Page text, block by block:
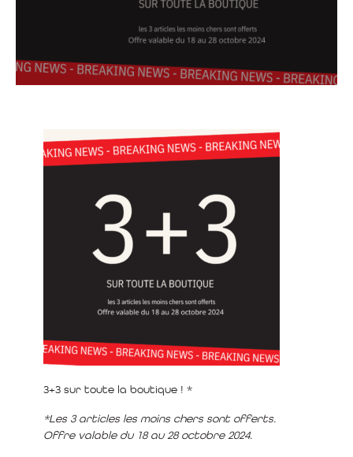
3+3 sur toute la boutique ! *
*Les 3 articles les moins chers sont offerts.
Offre valable du 18 au 28 octobre 2024.